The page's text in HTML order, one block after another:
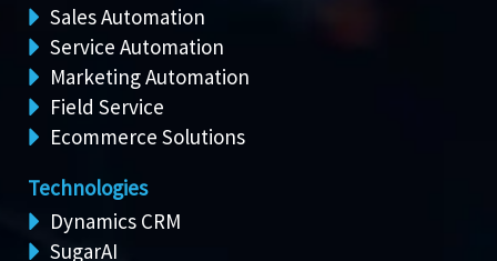
Sales Automation
Service Automation
Marketing Automation
Field Service
Ecommerce Solutions
Technologies
Dynamics CRM
SugarAI